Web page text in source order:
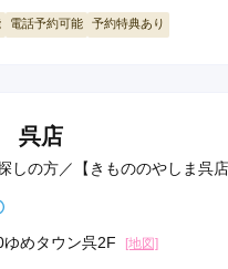
電話予約可能 予約特典あり
呉店
しの方／【きもののやしま呉
めタウン呉2F
[地図]